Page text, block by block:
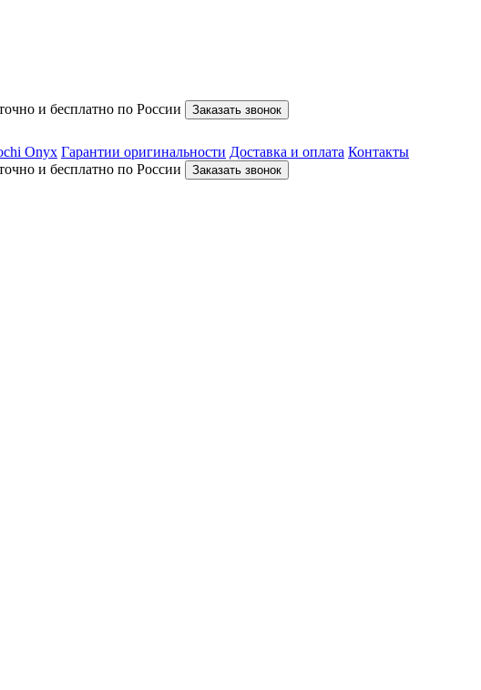
и бесплатно по России Заказать звонок
Onyx Гарантии оригинальности Доставка и оплата Контакты
и бесплатно по России Заказать звонок